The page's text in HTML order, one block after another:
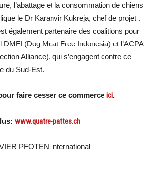
l’abattage et la consommation de chiens
le Dr Karanvir Kukreja, chef de projet .
également partenaire des coalitions pour
DMFI (Dog Meat Free Indonesia) et l’ACPA
Alliance), qui s’engagent contre ce
du Sud-Est.
faire cesser ce commerce ici.
www.quatre-pattes.ch
PFOTEN International